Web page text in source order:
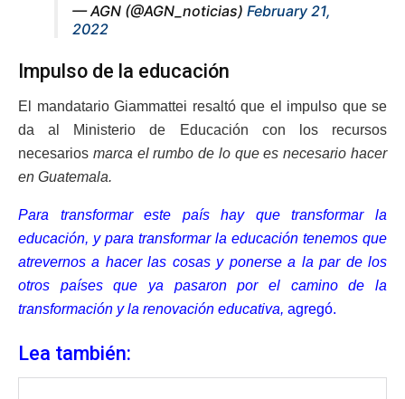
— AGN (@AGN_noticias) February 21,
2022
Impulso de la educación
El mandatario Giammattei resaltó que el impulso que se
da al Ministerio de Educación con los recursos
necesarios marca el rumbo de lo que es necesario hacer
en Guatemala.
Para transformar este país hay que transformar la
educación, y para transformar la educación tenemos que
atrevernos a hacer las cosas y ponerse a la par de los
otros países que ya pasaron por el camino de la
transformación y la renovación educativa, agregó.
Lea también: